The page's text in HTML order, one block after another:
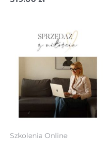
Szkolenia Online